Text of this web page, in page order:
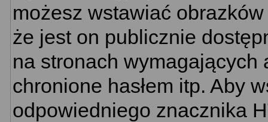
możesz wstawiać
że jest on publicznie
na stronach wymagających
chronione hasłem itp. Aby
odpowiedniego znacznika